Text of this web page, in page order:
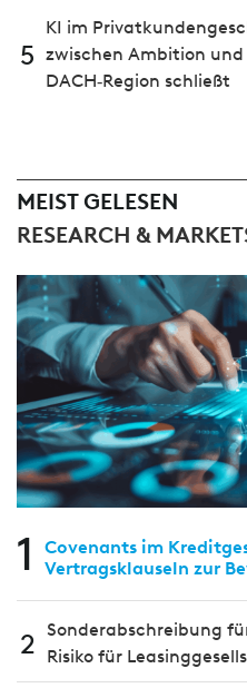
5
KI im
zwischen Ambition
DACH‑Region schließt
MEIST GELESEN
RESEARCH &
1
Covenants im
Vertragsklauseln zur
2 Sonderabschreibung
Risiko für